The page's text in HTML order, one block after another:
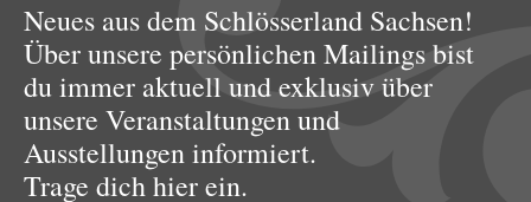
Neues aus dem Schlösserland Sachsen!
Über unsere persönlichen Mailings bist
du immer aktuell und exklusiv über
unsere Veranstaltungen und
Ausstellungen informiert.
Trage dich hier ein.